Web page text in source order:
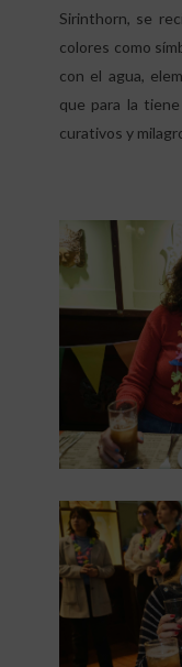
Sirinthorn, se
colores como
con el agua,
que para la
curativos y